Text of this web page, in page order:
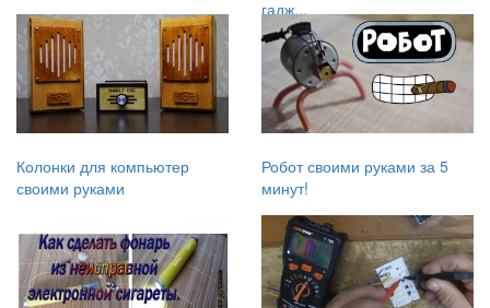
гадж...
Колонки для компьютер
своими руками
Робот своими руками за 5
минут!